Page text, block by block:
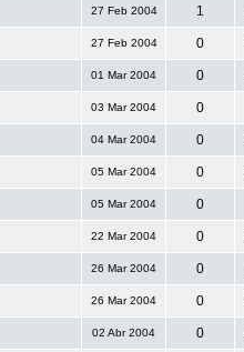
27 Feb 2004 1
27 Feb 2004 0
01 Mar 2004 0
03 Mar 2004 0
04 Mar 2004 0
05 Mar 2004 0
05 Mar 2004 0
22 Mar 2004 0
26 Mar 2004 0
26 Mar 2004 0
02 Abr 2004 0